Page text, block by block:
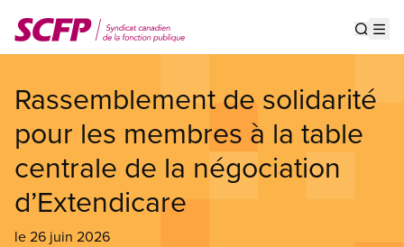
au
contenu
Rassemblement de solidarité
pour les membres à la table
centrale de la négociation
d’Extendicare
le 26 juin 2026